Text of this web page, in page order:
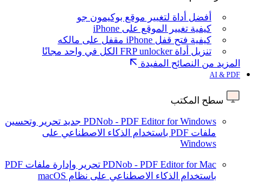
أفضل أداة لتغيير موقع بوكيمون جو
كيفية تغيير الموقع على iPhone
كيفية فتح قفل iPhone مقفل على مالكه
تنزيل أداة FRP unlocker الكل في واحد مجانًا
المزيد من النصائح المفيدة
AI & PDF
سطح المكتب
PDNob - PDF Editor for Windows جديد تحرير وتحسين
ملفات PDF باستخدام الذكاء الاصطناعي على
Windows
PDNob - PDF Editor for Mac
تحرير وإدارة ملفات PDF
باستخدام الذكاء الاصطناعي على نظام macOS